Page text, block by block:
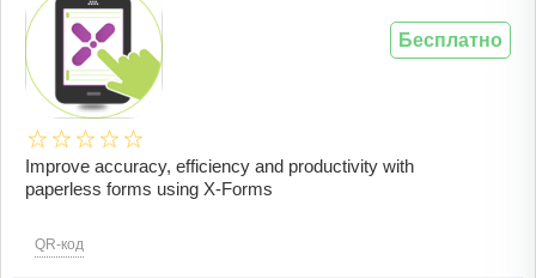
Improve accuracy, efficiency and productivity with
paperless forms using X-Forms
QR-код
Бесплатно